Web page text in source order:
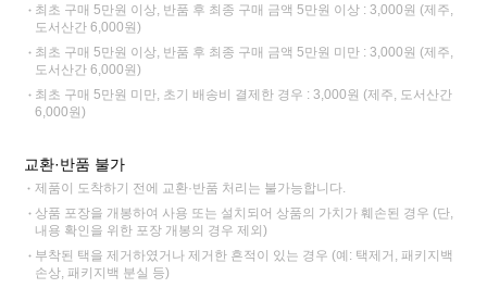
최초 구매 5만원 이상, 반품 후 최종 구매 금액 5만원 이상 : 3,000원 (제주,
도서산간 6,000원)
최초 구매 5만원 이상, 반품 후 최종 구매 금액 5만원 미만 : 3,000원 (제주,
도서산간 6,000원)
최초 구매 5만원 미만, 초기 배송비 결제한 경우 : 3,000원 (제주, 도서산간
6,000원)
교환·반품 불가
제품이 도착하기 전에 교환·반품 처리는 불가능합니다.
상품 포장을 개봉하여 사용 또는 설치되어 상품의 가치가 훼손된 경우 (단,
내용 확인을 위한 포장 개봉의 경우 제외)
부착된 택을 제거하였거나 제거한 흔적이 있는 경우 (예: 택제거, 패키지백
손상, 패키지백 분실 등)